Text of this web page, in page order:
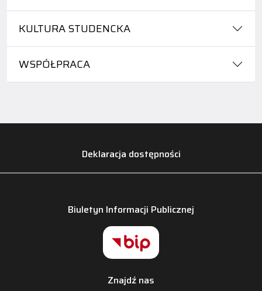
KULTURA STUDENCKA
WSPÓŁPRACA
Deklaracja dostępności
Biuletyn Informacji Publicznej
Znajdź nas